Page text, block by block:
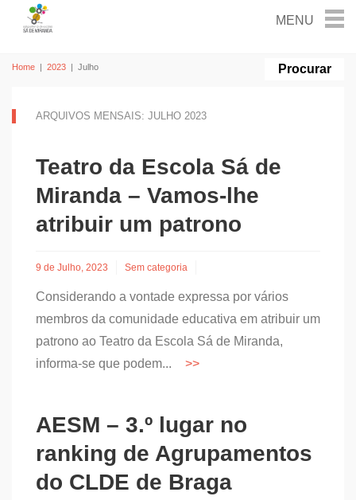
Home | 2023 | Julho
ARQUIVOS MENSAIS: JULHO 2023
Teatro da Escola Sá de
Miranda – Vamos-lhe
atribuir um patrono
9 de Julho, 2023 Sem categoria
Considerando a vontade expressa por vários
membros da comunidade educativa em atribuir um
patrono ao Teatro da Escola Sá de Miranda,
informa-se que podem...
AESM – 3.º lugar no
ranking de Agrupamentos
do CLDE de Braga